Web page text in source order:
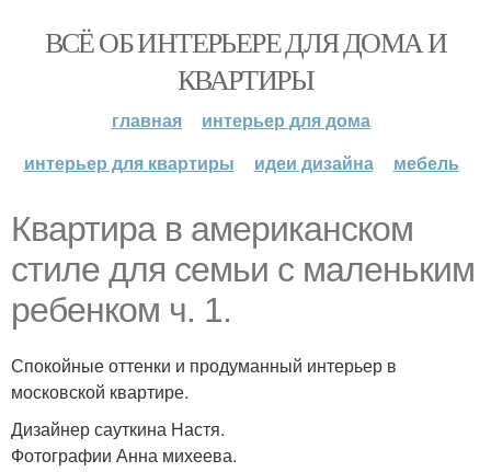
ВСЁ ОБ ИНТЕРЬЕРЕ ДЛЯ ДОМА И
КВАРТИРЫ
главная
интерьер для дома
интерьер для квартиры
идеи дизайна мебель
Квартира в американском
стиле для семьи с маленьким
ребенком ч. 1.
Спокойные оттенки и продуманный интерьер в
московской квартире.
Дизайнер сауткина Настя.
Фотографии Анна михеева.